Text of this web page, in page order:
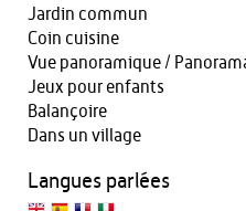
Jardin commun
Coin cuisine
Vue panoramique /
Jeux pour enfants
Balançoire
Dans un village
Langues parlées